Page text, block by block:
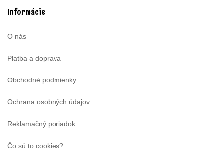
Informácie
O nás
Platba a doprava
Obchodné podmienky
Ochrana osobných údajov
Reklamačný poriadok
Čo sú to cookies?